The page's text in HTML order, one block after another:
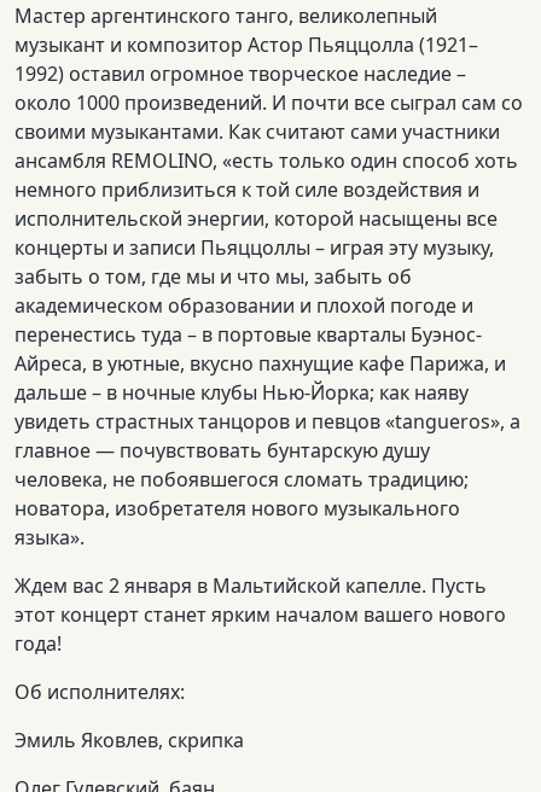
Мастер аргентинского танго, великолепный
музыкант и композитор Астор Пьяццолла (1921–
1992) оставил огромное творческое наследие –
около 1000 произведений. И почти все сыграл сам со
своими музыкантами. Как считают сами участники
ансамбля REMOLINO, «есть только один способ хоть
немного приблизиться к той силе воздействия и
исполнительской энергии, которой насыщены все
концерты и записи Пьяццоллы – играя эту музыку,
забыть о том, где мы и что мы, забыть об
академическом образовании и плохой погоде и
перенестись туда – в портовые кварталы Буэнос-
Айреса, в уютные, вкусно пахнущие кафе Парижа, и
дальше – в ночные клубы Нью-Йорка; как наяву
увидеть страстных танцоров и певцов «tangueros», а
главное — почувствовать бунтарскую душу
человека, не побоявшегося сломать традицию;
новатора, изобретателя нового музыкального
языка».
Ждем вас 2 января в Мальтийской капелле. Пусть
этот концерт станет ярким началом вашего нового
года!
Об исполнителях:
Эмиль Яковлев, скрипка